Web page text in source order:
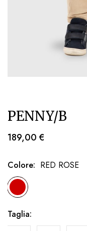
all'inizio
della
galleria
di
immagini
PENNY/B
189,00 €
Colore RED ROSE
Taglia